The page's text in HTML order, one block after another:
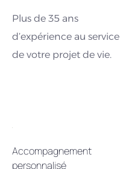
Plus de 35 ans
d’expérience au service
de votre projet de vie.
Accompagnement
personnalisé